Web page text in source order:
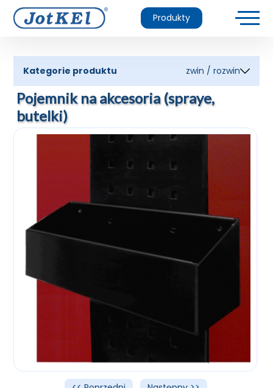
Produkty
Kategorie produktu zwin / rozwin
Pojemnik na akcesoria (spraye,
butelki)